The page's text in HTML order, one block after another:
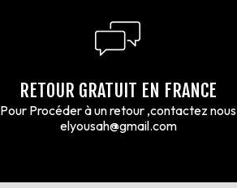
RETOUR GRATUIT EN FRANCE
Pour Procéder à un retour ,contactez nous
elyousah@gmail.com